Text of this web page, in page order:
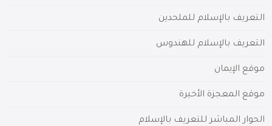
التعريف بالإسلام للملحدين
التعريف بالإسلام للهندوس
موقع الإيمان
موقع المعجزة الأخيرة
الحوار المباشر للتعريف بالإسلام